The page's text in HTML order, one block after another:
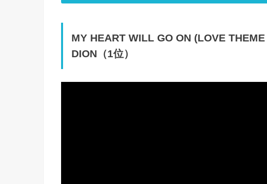
MY HEART WILL GO ON (LOVE THEME
DION（1位）